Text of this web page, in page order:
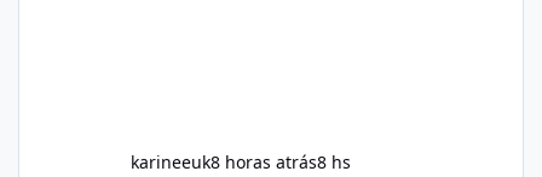
karineeuk8 horas atrás8 hs